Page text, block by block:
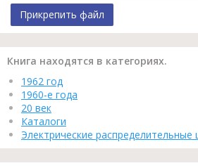
Прикрепить файл
Книга находятся в категориях.
1962 год
1960-е года
20 век
Каталоги
Электрические